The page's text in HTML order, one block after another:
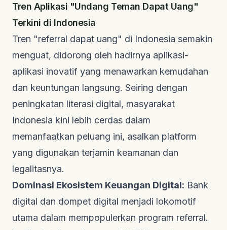
Tren Aplikasi "Undang Teman Dapat Uang"
Terkini di Indonesia
Tren "referral dapat uang" di Indonesia semakin
menguat, didorong oleh hadirnya aplikasi-
aplikasi inovatif yang menawarkan kemudahan
dan keuntungan langsung. Seiring dengan
peningkatan literasi digital, masyarakat
Indonesia kini lebih cerdas dalam
memanfaatkan peluang ini, asalkan platform
yang digunakan terjamin keamanan dan
legalitasnya.
Dominasi Ekosistem Keuangan Digital: Bank
digital dan dompet digital menjadi lokomotif
utama dalam mempopulerkan program referral.